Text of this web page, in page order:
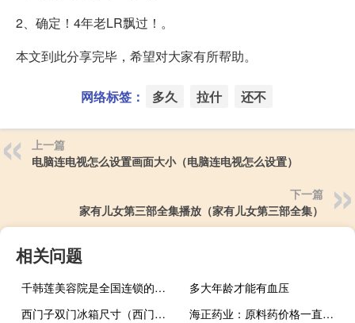
2、确定！4年老LR飘过！。
本文到此分享完毕，希望对大家有所帮助。
网络标签： 多久 拉什 还不
上一篇
电脑连电视怎么设置画面大小（电脑连电视怎么设置）
下一篇
家有儿女第三部全集播放（家有儿女第三部全集）
相关问题
千韩莲美容院是全国连锁的吗（千韩）
多大年龄才能有血压
西门子双门冰箱尺寸（西门子双门冰箱尺寸规格）
海正药业：原料药价格一直下滑预计未来两三年仍会处于低位